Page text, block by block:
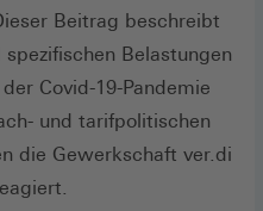
Beitrag beschreibt
Belastungen
Covid-19-Pandemie
und tarifpolitischen
die Gewerkschaft ver.di